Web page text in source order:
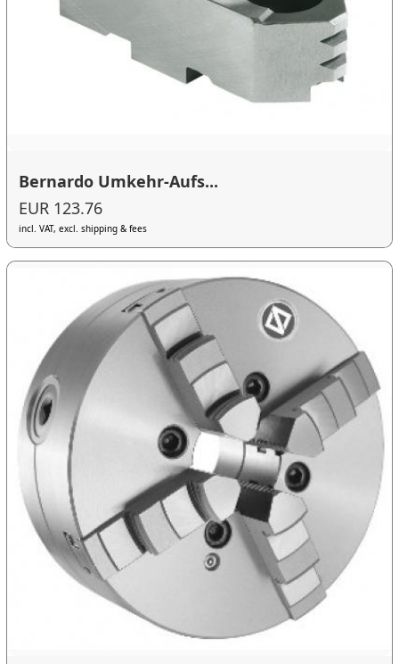
Bernardo Umkehr-Aufs...
EUR 123.76
incl. VAT, excl. shipping & fees